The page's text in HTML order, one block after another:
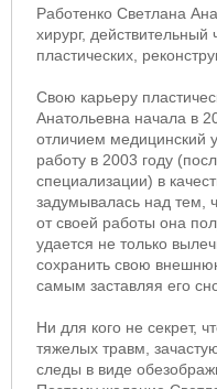
Работенко Светлана
хирург,
пластических,
Свою карьеру
Анатольевна начала в
отличием медицинский
работу в 2003 году
специализации) в
задумывалась над тем,
от своей работы она
удается не только
сохранить свою
самым заставляя его
Ни для кого не секрет,
тяжелых травм,
следы в виде